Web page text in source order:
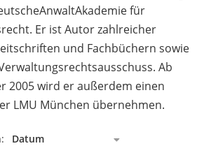
für
Er ist Autor zahlreicher
und Fachbüchern sowie
Ab
2005 wird er außerdem einen
LMU München übernehmen.